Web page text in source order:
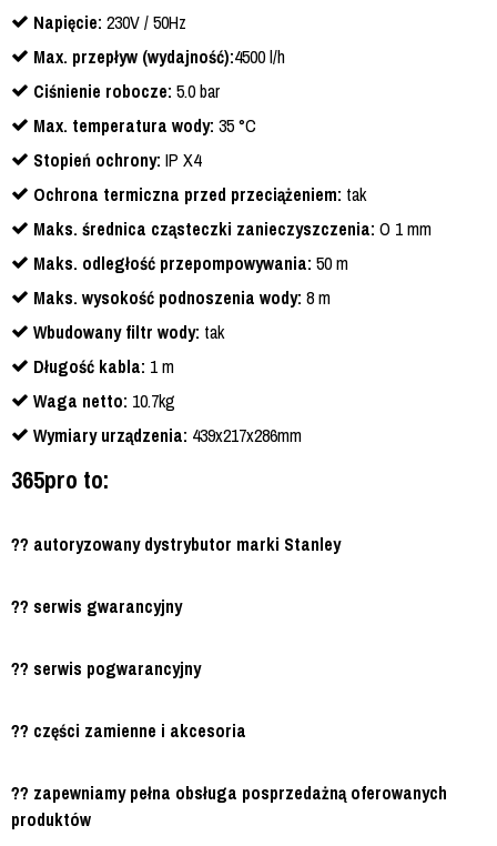
Napięcie: 230V / 50Hz
Max. przepływ (wydajność):4500 l/h
Ciśnienie robocze: 5.0 bar
Max. temperatura wody: 35 °C
Stopień ochrony: IP X4
Ochrona termiczna przed przeciążeniem: tak
Maks. średnica cząsteczki zanieczyszczenia: O 1 mm
Maks. odległość przepompowywania: 50 m
Maks. wysokość podnoszenia wody: 8 m
Wbudowany filtr wody: tak
Długość kabla: 1 m
Waga netto: 10.7kg
Wymiary urządzenia: 439x217x286mm
365pro to:
?? autoryzowany dystrybutor marki Stanley
?? serwis gwarancyjny
?? serwis pogwarancyjny
?? części zamienne i akcesoria
?? zapewniamy pełna obsługa posprzedażną oferowanych
produktów